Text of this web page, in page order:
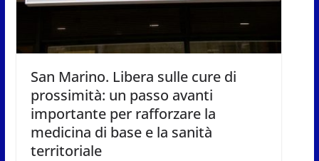
San Marino. Libera sulle cure di
prossimità: un passo avanti
importante per rafforzare la
medicina di base e la sanità
territoriale